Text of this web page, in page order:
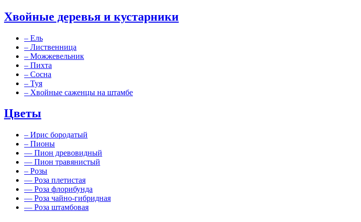
Хвойные деревья и кустарники
– Ель
– Лиственница
– Можжевельник
– Пихта
– Сосна
– Туя
– Хвойные саженцы на штамбе
Цветы
– Ирис бородатый
– Пионы
–– Пион древовидный
–– Пион травянистый
– Розы
–– Роза плетистая
–– Роза флорибунда
–– Роза чайно-гибридная
–– Роза штамбовая